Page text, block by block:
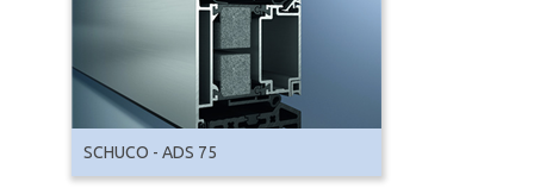
SCHUCO - ADS 75